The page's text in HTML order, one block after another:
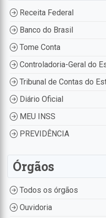
Receita Federal
Banco do Brasil
Tome Conta
Controladoria-Geral do
Tribunal de Contas do
Diário Oficial
MEU INSS
PREVIDÊNCIA
Órgãos
Todos os órgãos
Ouvidoria